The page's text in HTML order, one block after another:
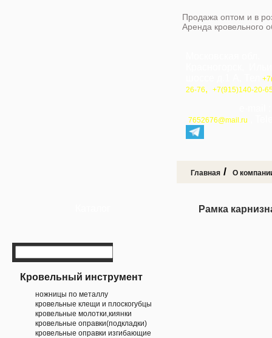
Продажа оптом и в
Аренда кровельного
26-76, +7(915)140-20-
7652676@mail.ru
Главная / О
Кровельный инструмент
ножницы по металлу
кровельные клещи и плоскогубцы
кровельные молотки,киянки
кровельные оправки(подкладки)
кровельные оправки изгибающие
Рамка